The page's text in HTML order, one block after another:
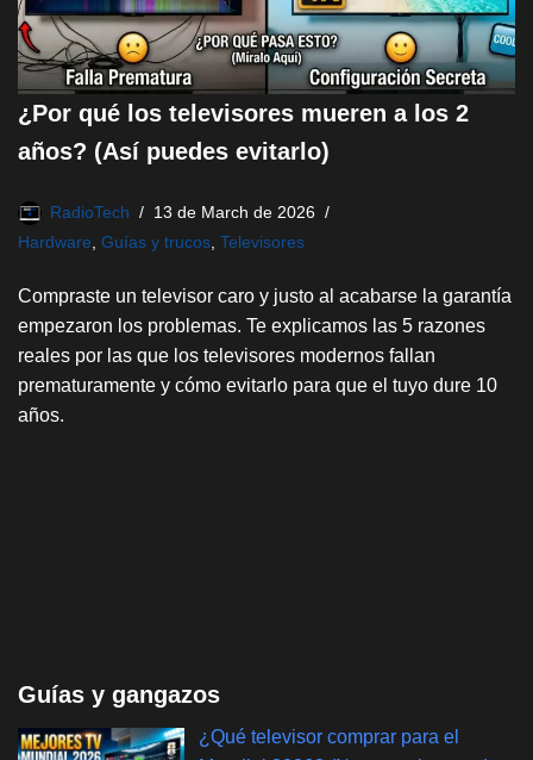
¿Por qué los televisores mueren a los 2
años? (Así puedes evitarlo)
RadioTech
13 de March de 2026
Hardware Guías y trucos Televisores
Compraste un televisor caro y justo al acabarse la garantía
empezaron los problemas. Te explicamos las 5 razones
reales por las que los televisores modernos fallan
prematuramente y cómo evitarlo para que el tuyo dure 10
años.
Guías y gangazos
¿Qué televisor comprar para el